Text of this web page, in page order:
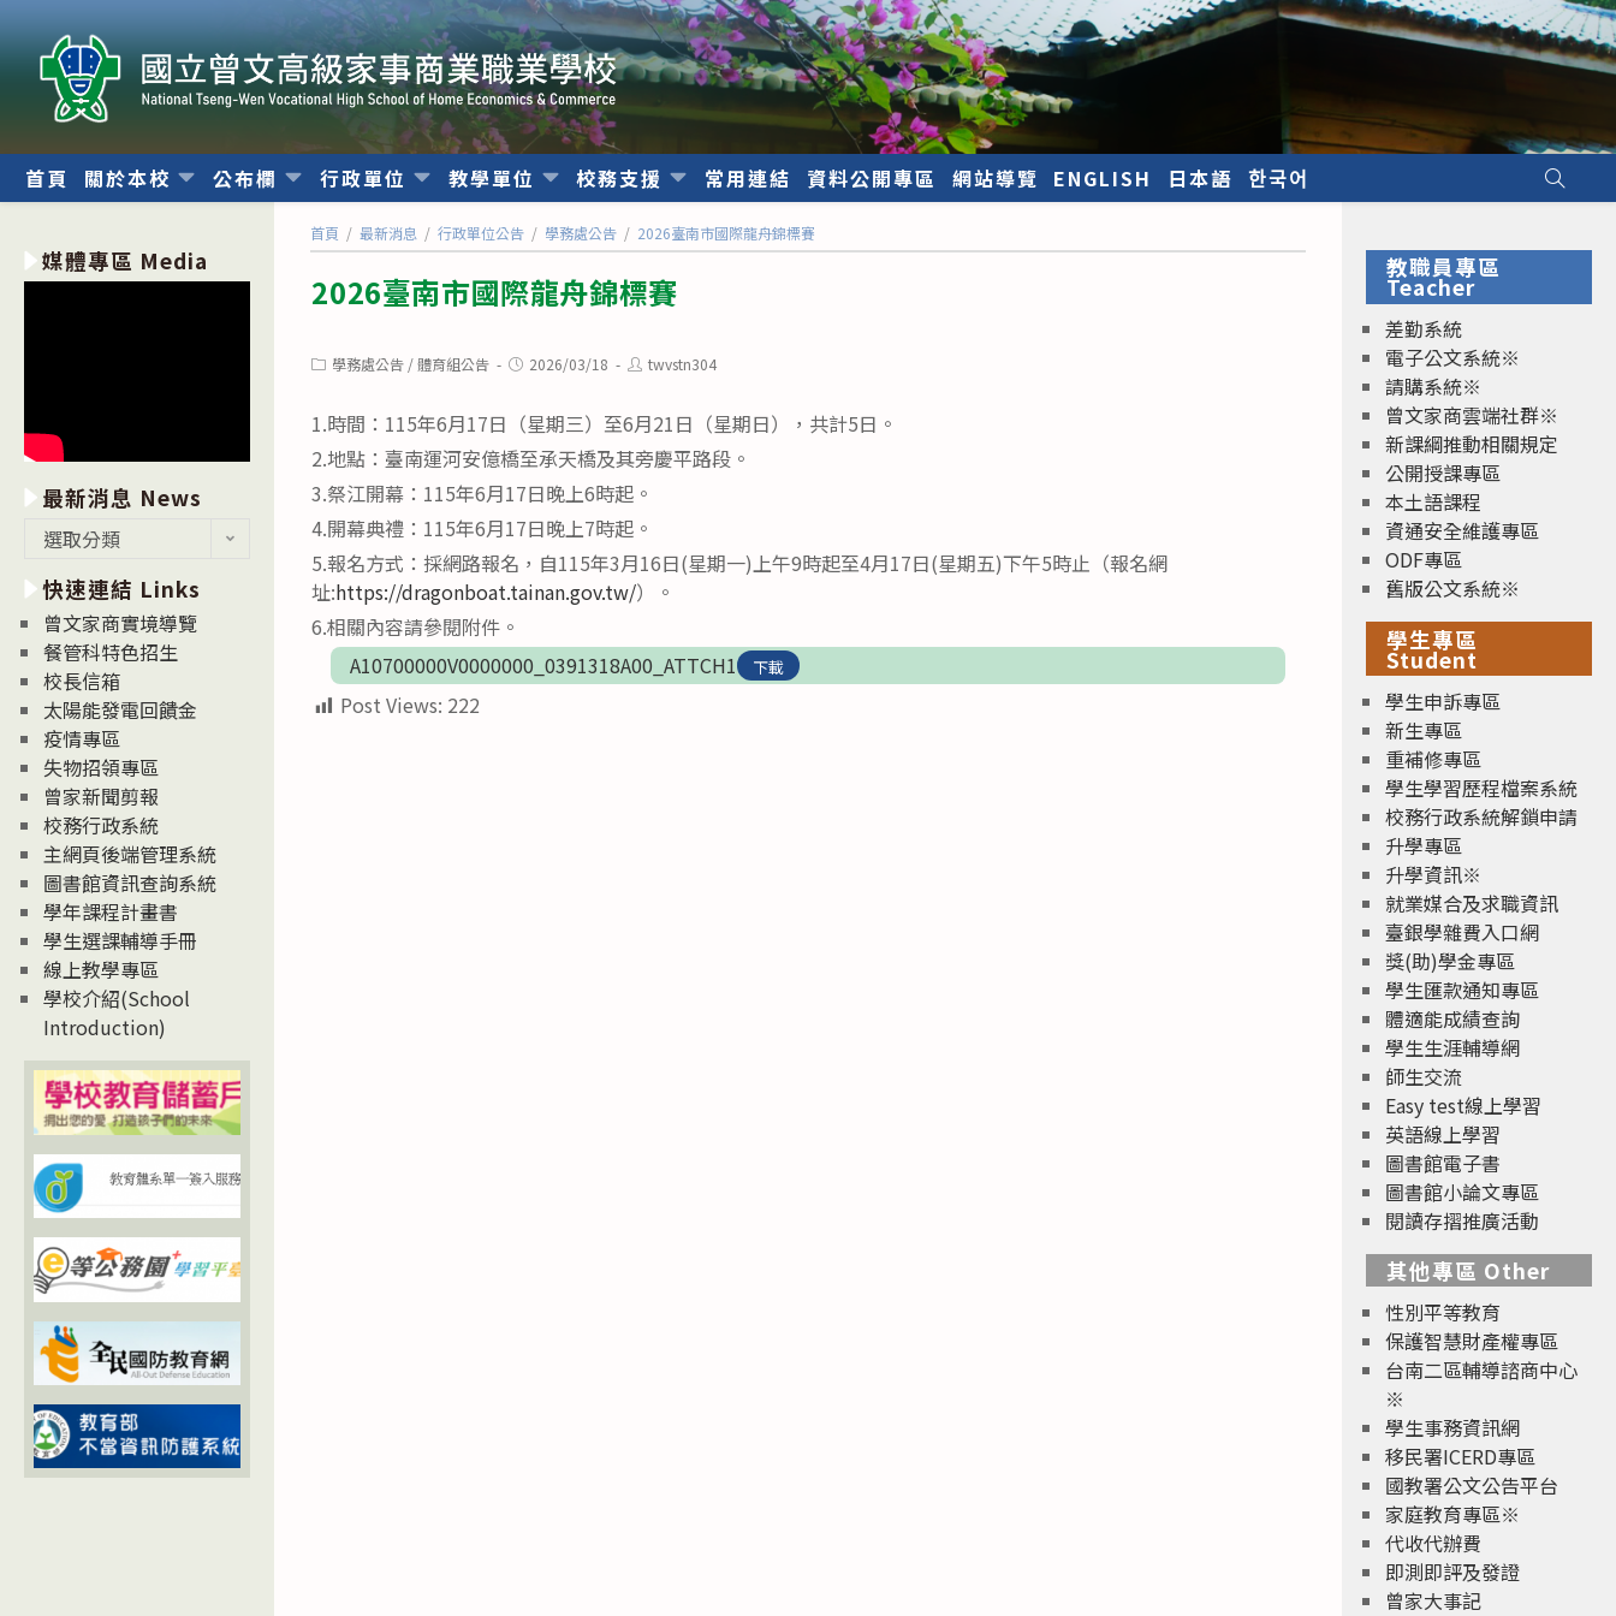
轉
內
首頁 關於本校 公布欄 行政單位 教學單位 校務支援 常用連結 資料公開專區 網站導覽 ENGLISH 日本語 한국어
首頁 / 最新消息 / 行政單位公告 / 學務處公告 / 2026臺南市國際龍舟錦標賽
2026臺南市國際龍舟錦標賽
Post學務處公告 / 體育組公告
Post2026/03/18
Posttwvstn304
1.時間：115年6月17日（星期三）至6月21日（星期日），共計5日。
2.地點：臺南運河安億橋至承天橋及其旁慶平路段。
3.祭江開幕：115年6月17日晚上6時起。
4.開幕典禮：115年6月17日晚上7時起。
5.報名方式：採網路報名，自115年3月16日(星期一)上午9時起至4月17日(星期五)下午5時止（報名網
址:https://dragonboat.tainan.gov.tw/）。
6.相關內容請參閱附件。
A10700000V0000000_0391318A00_ATTCH1
下載
Post Views: 222
媒體專區 Media
最新消息 News
消
息
News
選取分類
快速連結 Links
曾文家商實境導覽
餐管科特色招生
校長信箱
太陽能發電回饋金
疫情專區
失物招領專區
曾家新聞剪報
校務行政系統
主網頁後端管理系統
圖書館資訊查詢系統
學年課程計畫書
學生選課輔導手冊
線上教學專區
學校介紹(School
Introduction)
教職員專區
Teacher
差勤系統
電子公文系統※
請購系統※
曾文家商雲端社群※
新課綱推動相關規定
公開授課專區
本土語課程
資通安全維護專區
ODF專區
舊版公文系統※
學生專區
Student
學生申訴專區
新生專區
重補修專區
學生學習歷程檔案系統
校務行政系統解鎖申請
升學專區
升學資訊※
就業媒合及求職資訊
臺銀學雜費入口網
獎(助)學金專區
學生匯款通知專區
體適能成績查詢
學生生涯輔導網
師生交流
Easy test線上學習
英語線上學習
圖書館電子書
圖書館小論文專區
閱讀存摺推廣活動
其他專區 Other
性別平等教育
保護智慧財產權專區
台南二區輔導諮商中心
※
學生事務資訊網
移民署ICERD專區
國教署公文公告平台
家庭教育專區※
代收代辦費
即測即評及發證
曾家大事記